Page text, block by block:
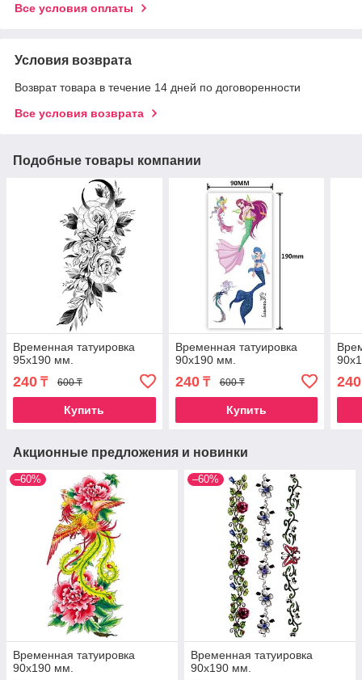
Все условия оплаты
Условия возврата
Возврат товара в течение 14 дней по договоренности
Все условия возврата
Подобные товары компании
Временная татуировка
95х190 мм.
240 ₸ 600 ₸
Купить
Временная татуировка
90х190 мм.
240₸ 600 ₸
Купить
240
Акционные предложения и новинки
–60%
Временная татуировка
90х190 мм.
–60%
Временная татуировка
90х190 мм.